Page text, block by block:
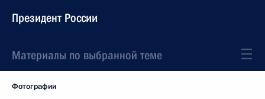
Президент России
Материалы по выбранной теме
Фотографии